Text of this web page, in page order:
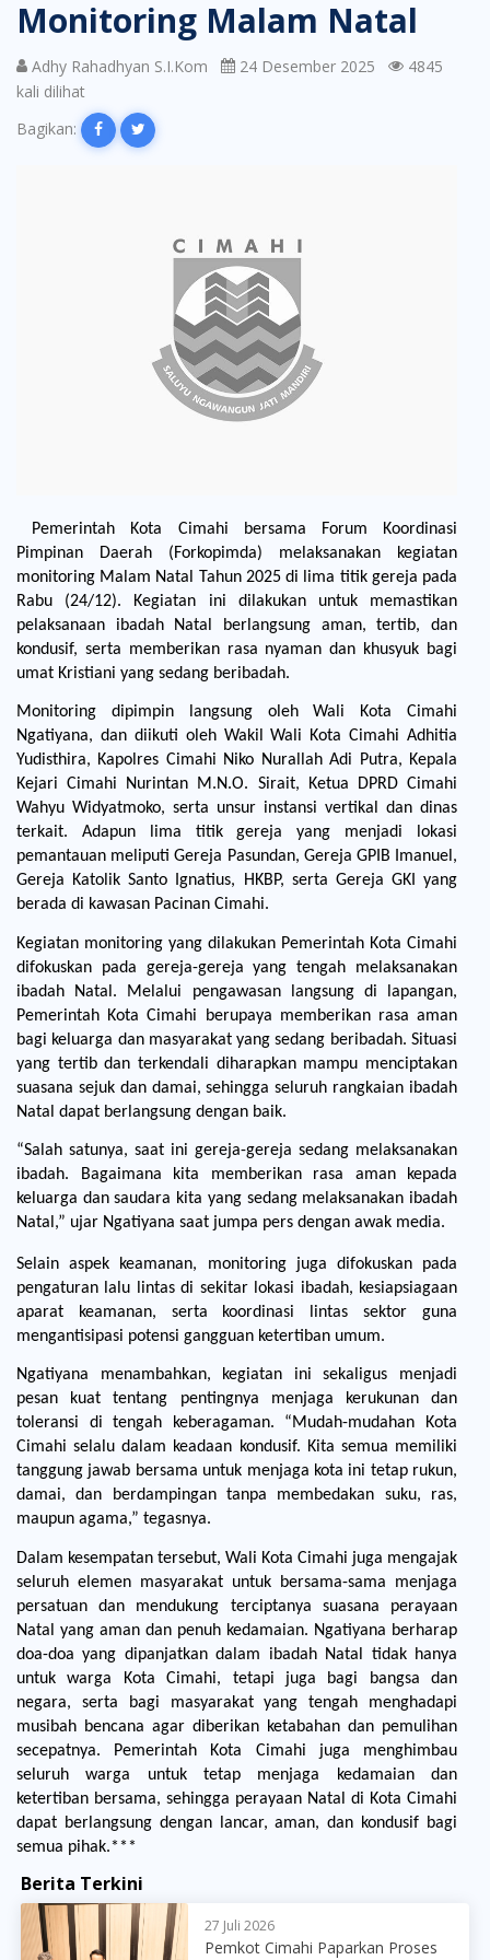
Monitoring Malam Natal
Adhy Rahadhyan S.I.Kom 24 Desember 2025
4845
kali dilihat
Bagikan:
Pemerintah Kota Cimahi bersama Forum Koordinasi
Pimpinan Daerah (Forkopimda) melaksanakan kegiatan
monitoring Malam Natal Tahun 2025 di lima titik gereja pada
Rabu (24/12). Kegiatan ini dilakukan untuk memastikan
pelaksanaan ibadah Natal berlangsung aman, tertib, dan
kondusif, serta memberikan rasa nyaman dan khusyuk bagi
umat Kristiani yang sedang beribadah.
Monitoring dipimpin langsung oleh Wali Kota Cimahi
Ngatiyana, dan diikuti oleh Wakil Wali Kota Cimahi Adhitia
Yudisthira, Kapolres Cimahi Niko Nurallah Adi Putra, Kepala
Kejari Cimahi Nurintan M.N.O. Sirait, Ketua DPRD Cimahi
Wahyu Widyatmoko, serta unsur instansi vertikal dan dinas
terkait. Adapun lima titik gereja yang menjadi lokasi
pemantauan meliputi Gereja Pasundan, Gereja GPIB Imanuel,
Gereja Katolik Santo Ignatius, HKBP, serta Gereja GKI yang
berada di kawasan Pacinan Cimahi.
Kegiatan monitoring yang dilakukan Pemerintah Kota Cimahi
difokuskan pada gereja-gereja yang tengah melaksanakan
ibadah Natal. Melalui pengawasan langsung di lapangan,
Pemerintah Kota Cimahi berupaya memberikan rasa aman
bagi keluarga dan masyarakat yang sedang beribadah. Situasi
yang tertib dan terkendali diharapkan mampu menciptakan
suasana sejuk dan damai, sehingga seluruh rangkaian ibadah
Natal dapat berlangsung dengan baik.
“Salah satunya, saat ini gereja-gereja sedang melaksanakan
ibadah. Bagaimana kita memberikan rasa aman kepada
keluarga dan saudara kita yang sedang melaksanakan ibadah
Natal,” ujar Ngatiyana saat jumpa pers dengan awak media.
Selain aspek keamanan, monitoring juga difokuskan pada
pengaturan lalu lintas di sekitar lokasi ibadah, kesiapsiagaan
aparat keamanan, serta koordinasi lintas sektor guna
mengantisipasi potensi gangguan ketertiban umum.
Ngatiyana menambahkan, kegiatan ini sekaligus menjadi
pesan kuat tentang pentingnya menjaga kerukunan dan
toleransi di tengah keberagaman. “Mudah-mudahan Kota
Cimahi selalu dalam keadaan kondusif. Kita semua memiliki
tanggung jawab bersama untuk menjaga kota ini tetap rukun,
damai, dan berdampingan tanpa membedakan suku, ras,
maupun agama,” tegasnya.
Dalam kesempatan tersebut, Wali Kota Cimahi juga mengajak
seluruh elemen masyarakat untuk bersama-sama menjaga
persatuan dan mendukung terciptanya suasana perayaan
Natal yang aman dan penuh kedamaian. Ngatiyana berharap
doa-doa yang dipanjatkan dalam ibadah Natal tidak hanya
untuk warga Kota Cimahi, tetapi juga bagi bangsa dan
negara, serta bagi masyarakat yang tengah menghadapi
musibah bencana agar diberikan ketabahan dan pemulihan
secepatnya. Pemerintah Kota Cimahi juga menghimbau
seluruh warga untuk tetap menjaga kedamaian dan
ketertiban bersama, sehingga perayaan Natal di Kota Cimahi
dapat berlangsung dengan lancar, aman, dan kondusif bagi
semua pihak.***
Berita Terkini
27 Juli 2026
Pemkot Cimahi Paparkan Proses